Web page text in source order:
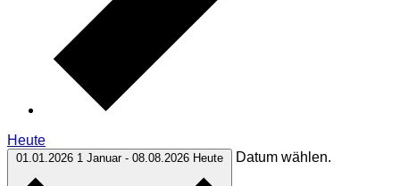
Heute
01.01.2026 1 Januar - 08.08.2026 Heute Datum wählen.